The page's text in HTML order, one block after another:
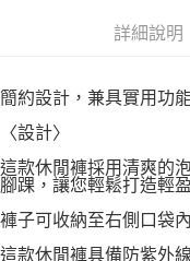
詳細說明
簡約設計，兼具實用功
〈設計〉
這款休閒褲採用清爽的
腳踝，讓您輕鬆打造輕
褲子可收納至右側口袋
這款休閒褲具備防紫外